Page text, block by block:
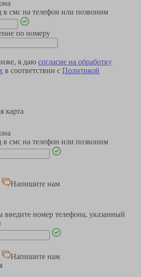
смс на телефон или позвоним
по номеру
я даю согласие на обработку
в соответствии с Политикой
карта
смс на телефон или позвоним
Напишите нам
введите номер телефона, указанный
Напишите нам